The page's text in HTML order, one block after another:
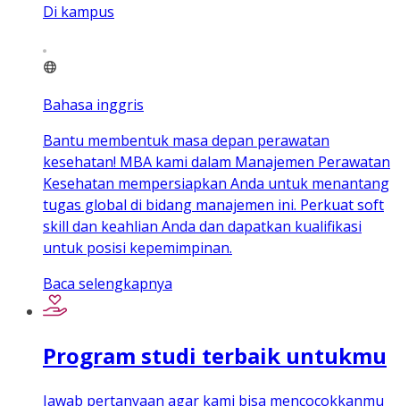
Di kampus
Bahasa inggris
Bantu membentuk masa depan perawatan
kesehatan! MBA kami dalam Manajemen Perawatan
Kesehatan mempersiapkan Anda untuk menantang
tugas global di bidang manajemen ini. Perkuat soft
skill dan keahlian Anda dan dapatkan kualifikasi
untuk posisi kepemimpinan.
Baca selengkapnya
Program studi terbaik untukmu
Jawab pertanyaan agar kami bisa mencocokkanmu